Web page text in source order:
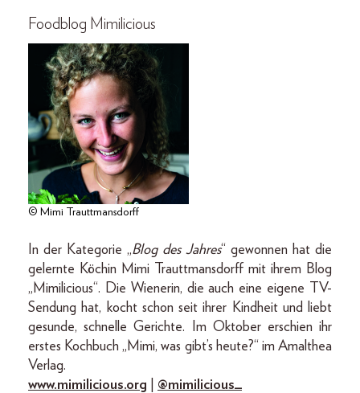
Foodblog Mimilicious
© Mimi Trauttmansdorff
In der Kategorie „Blog des Jahres“ gewonnen hat die
gelernte Köchin Mimi Trauttmansdorff mit ihrem Blog
„Mimilicious“. Die Wienerin, die auch eine eigene TV-
Sendung hat, kocht schon seit ihrer Kindheit und liebt
gesunde, schnelle Gerichte. Im Oktober erschien ihr
erstes Kochbuch „Mimi, was gibt’s heute?“ im Amalthea
Verlag.
www.mimilicious.org
@mimilicious_